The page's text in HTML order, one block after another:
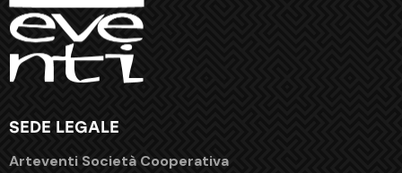
SEDE LEGALE
Arteventi Società Cooperativa